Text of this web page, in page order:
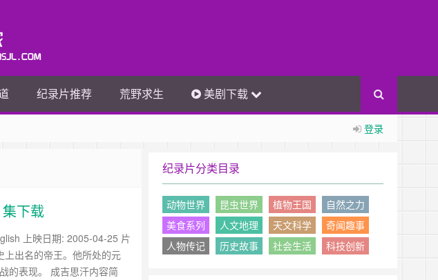
纪录片推荐 荒野求生 美剧下载
登录
下载
上映日期: 2005-04-25 片
出名的帝王。他所处的元
的表现。 成吉思汗内容简
纪录片分类目录
动物世界 昆虫世界 植物王国
自然之力
美食系列
人文地理 天文科学
奇闻趣事
人物传记
历史故事 社会生活 科技创新